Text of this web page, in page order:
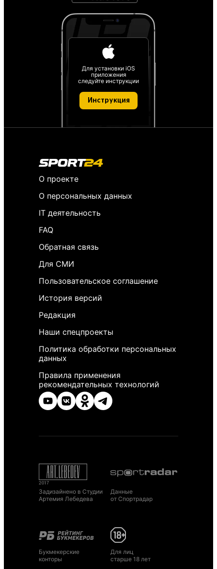
Для установки iOS
приложения
следуйте инструкции
Инструкция
О проекте
О персональных данных
IT деятельность
FAQ
Обратная связь
Для СМИ
Пользовательское соглашение
История версий
Редакция
Наши спецпроекты
Политика обработки персональных
данных
Правила применения
рекомендательных технологий
Задизайнено в Студии
Артемия Лебедева
Данные
от Спортрадар
Букмекерские
конторы
Для лиц
старше 18 лет